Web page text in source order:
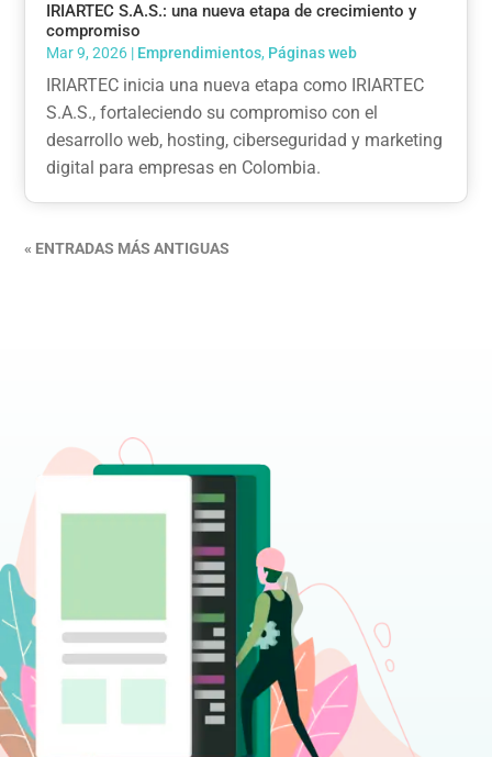
IRIARTEC S.A.S.: una nueva etapa de crecimiento y
compromiso
Mar 9, 2026 | Emprendimientos, Páginas web
IRIARTEC inicia una nueva etapa como IRIARTEC
S.A.S., fortaleciendo su compromiso con el
desarrollo web, hosting, ciberseguridad y marketing
digital para empresas en Colombia.
« ENTRADAS MÁS ANTIGUAS